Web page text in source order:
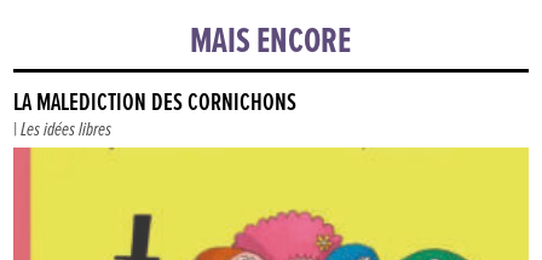
MAIS ENCORE
LA MALÉDICTION DES CORNICHONS
|Les idées libres